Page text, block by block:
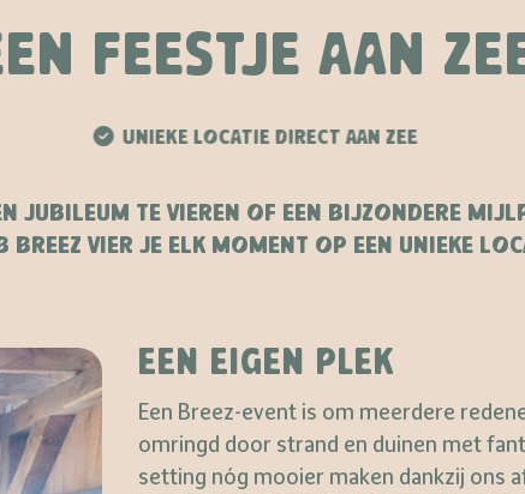
FEESTJE AAN
OOK LEUKE ACTIVITEITEN MOGELIJK
JUBILEUM TE VIEREN OF EEN BIJZONDERE
BREEZ VIER JE ELK MOMENT OP EEN UNIEKE
EEN EIGEN PLEK
Een Breez-event is om meerdere
omringd door strand en duinen met
setting nóg mooier maken dankzij ons